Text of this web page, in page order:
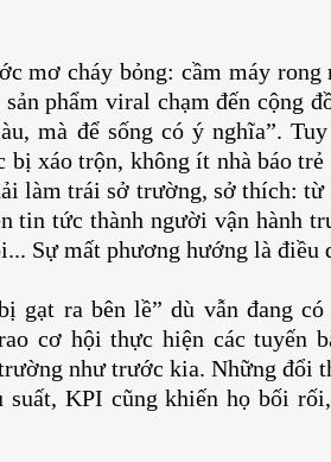
mơ cháy bỏng: cầm máy rong
phẩm viral chạm đến cộng
mà để sống có ý nghĩa”.
bị xáo trộn, không ít nhà báo
làm trái sở trường, sở thích:
tin tức thành người vận hành
Sự mất phương hướng là điều
gạt ra bên lề” dù vẫn đang
cơ hội thực hiện các tuyến
như trước kia. Những đổi
KPI cũng khiến họ bối